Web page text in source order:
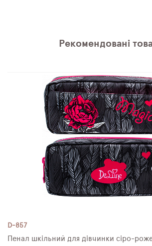
Рекомендовані
D-857
Пенал шкільний для дівчинки сіро-